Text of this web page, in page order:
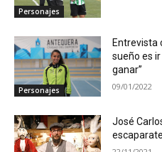
Personajes
Personajes
Entrevista
sueño es
ganar”
09/01/2022
José